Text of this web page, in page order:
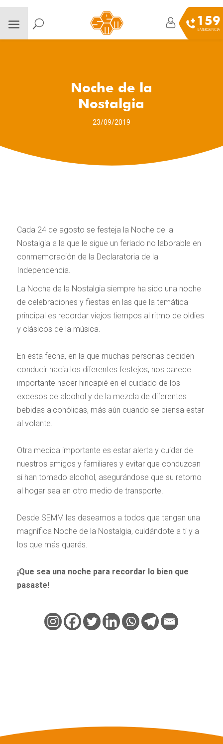
159
EMERGENCIA
Noche de la
Nostalgia
23/09/2019
Cada 24 de agosto se festeja la Noche de la
Nostalgia a la que le sigue un feriado no laborable en
conmemoración de la Declaratoria de la
Independencia.
La Noche de la Nostalgia siempre ha sido una noche
de celebraciones y fiestas en las que la temática
principal es recordar viejos tiempos al ritmo de oldies
y clásicos de la música.
En esta fecha, en la que muchas personas deciden
conducir hacia los diferentes festejos, nos parece
importante hacer hincapié en el cuidado de los
excesos de alcohol y de la mezcla de diferentes
bebidas alcohólicas, más aún cuando se piensa estar
al volante.
Otra medida importante es estar alerta y cuidar de
nuestros amigos y familiares y evitar que conduzcan
si han tomado alcohol, asegurándose que su retorno
al hogar sea en otro medio de transporte.
Desde SEMM les deseamos a todos que tengan una
magnífica Noche de la Nostalgia, cuidándote a ti y a
los que más querés.
¡Que sea una noche para recordar lo bien que
pasaste!